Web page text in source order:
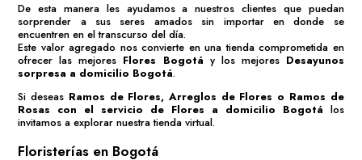
De esta manera les ayudamos a nuestros clientes que puedan
sorprender a sus seres amados sin importar en donde se
encuentren en el transcurso del día.
Este valor agregado nos convierte en una tienda comprometida en
ofrecer las mejores Flores Bogotá y los mejores Desayunos
sorpresa a domicilio Bogotá.
Si deseas Ramos de Flores, Arreglos de Flores o Ramos de
Rosas con el servicio de Flores a domicilio Bogotá los
invitamos a explorar nuestra tienda virtual.
Floristerías en Bogotá